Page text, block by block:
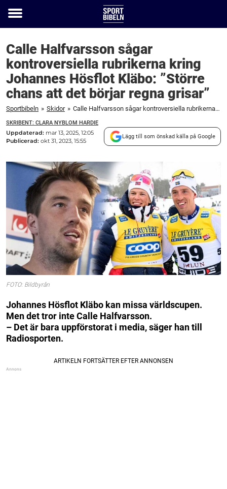
Toggle
Calle Halfvarsson sågar
kontroversiella rubrikerna kring
Johannes Hösflot Kläbo: ”Större
chans att det börjar regna grisar”
Sportbibeln » Skidor » Calle Halfvarsson sågar kontroversiella rubrikerna kring Johannes Hösflot Kläbo: "Större chans att det börjar regna grisar"
SKRIBENT: CLARA NYBLOM HARDIE
Uppdaterad: mar 13, 2025, 12:05
Publicerad: okt 31, 2023, 15:55
Lägg till som önskad källa på Google
FOTO: Bildbyrån
Johannes Hösflot Kläbo kan missa världscupen.
Men det tror inte Calle Halfvarsson.
– Det är bara uppförstorat i media, säger han till
Radiosporten.